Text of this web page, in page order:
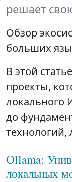
решает
Обзор
больших
В этой
проекты,
локального
до
Ollama:
локальных